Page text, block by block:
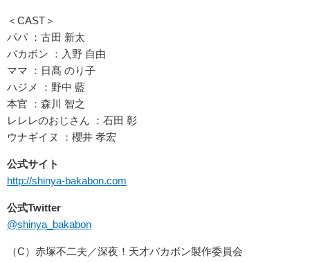
＜CAST＞
パパ ：古田 新太
バカボン ：入野 自由
ママ ：日髙 のり子
ハジメ ：野中 藍
本官 ：森川 智之
レレレのおじさん ：石田 彰
ウナギイヌ ：櫻井 孝宏
公式サイト
http://shinya-bakabon.com
公式Twitter
@shinya_bakabon
（C）赤塚不二夫／深夜！天才バカボン製作委員会